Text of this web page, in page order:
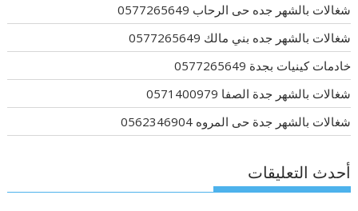
شغالات بالشهر جده حى الرحاب 0577265649
شغالات بالشهر جده بني مالك 0577265649
خادمات كينيات بجدة 0577265649
شغالات بالشهر جدة الصفا 0571400979
شغالات بالشهر جدة حى المروه 0562346904
أحدث التعليقات